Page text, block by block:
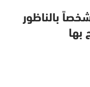
ضريبية تطال 40 شخصاً بالناظور
بها